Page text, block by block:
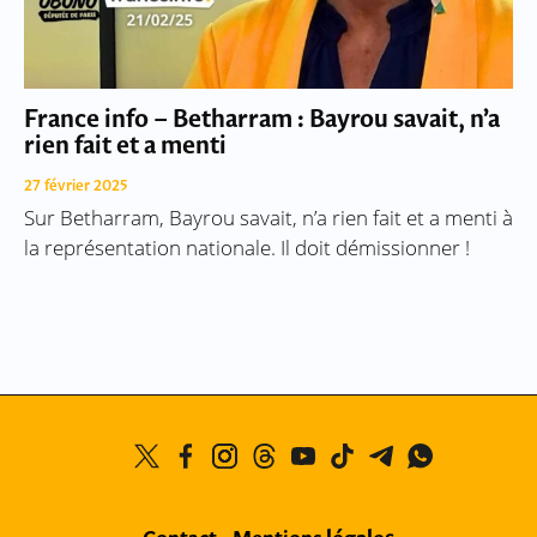
France info – Betharram : Bayrou savait, n’a
rien fait et a menti
27 février 2025
Sur Betharram, Bayrou savait, n’a rien fait et a menti à
la représentation nationale. Il doit démissionner !